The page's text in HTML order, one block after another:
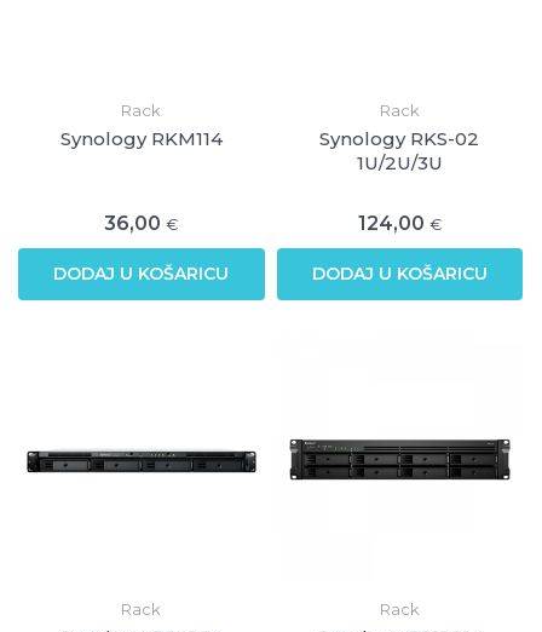
Rack
Synology RKM114
36,00€
DODAJ U KOŠARICU
Rack
Synology RKS-02
1U/2U/3U
124,00 €
DODAJ U KOŠARICU
Rack Rack